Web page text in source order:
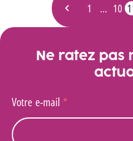
Page précédente
Page
1 … 10
Ne ratez pas
Votre e-mail *